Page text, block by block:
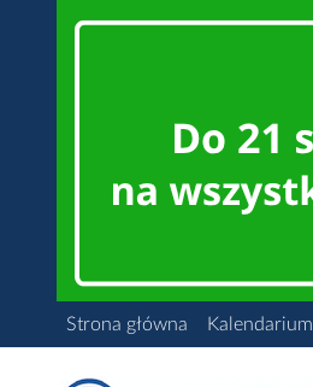
Strona główna Kalendarium